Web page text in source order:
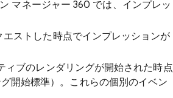
マネージャー 360 では、インプレッ
ストした時点でインプレッションが
ィブのレンダリングが開始された時点
開始標準）。これらの個別のイベン